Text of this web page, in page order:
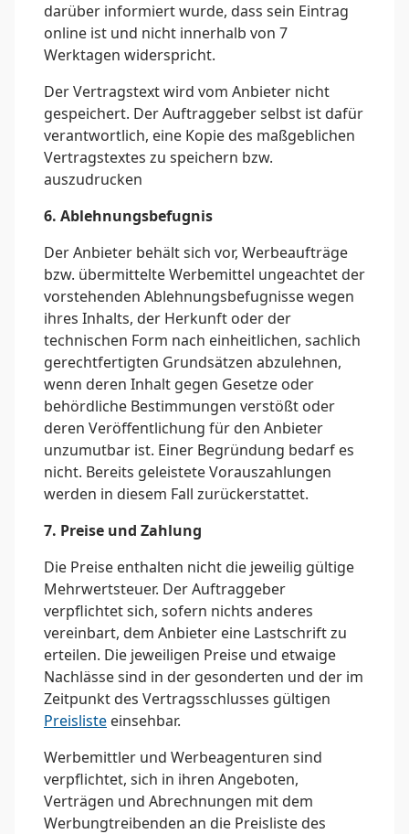
darüber informiert wurde, dass sein Eintrag
online ist und nicht innerhalb von 7
Werktagen widerspricht.
Der Vertragstext wird vom Anbieter nicht
gespeichert. Der Auftraggeber selbst ist dafür
verantwortlich, eine Kopie des maßgeblichen
Vertragstextes zu speichern bzw.
auszudrucken
6. Ablehnungsbefugnis
Der Anbieter behält sich vor, Werbeaufträge
bzw. übermittelte Werbemittel ungeachtet der
vorstehenden Ablehnungsbefugnisse wegen
ihres Inhalts, der Herkunft oder der
technischen Form nach einheitlichen, sachlich
gerechtfertigten Grundsätzen abzulehnen,
wenn deren Inhalt gegen Gesetze oder
behördliche Bestimmungen verstößt oder
deren Veröffentlichung für den Anbieter
unzumutbar ist. Einer Begründung bedarf es
nicht. Bereits geleistete Vorauszahlungen
werden in diesem Fall zurückerstattet.
7. Preise und Zahlung
Die Preise enthalten nicht die jeweilig gültige
Mehrwertsteuer. Der Auftraggeber
verpflichtet sich, sofern nichts anderes
vereinbart, dem Anbieter eine Lastschrift zu
erteilen. Die jeweiligen Preise und etwaige
Nachlässe sind in der gesonderten und der im
Zeitpunkt des Vertragsschlusses gültigen
Preisliste einsehbar.
Werbemittler und Werbeagenturen sind
verpflichtet, sich in ihren Angeboten,
Verträgen und Abrechnungen mit dem
Werbungtreibenden an die Preisliste des